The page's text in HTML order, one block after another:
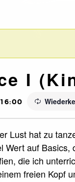
I
16:00
Lust hat zu
Wert auf
die ich
freien Kopf